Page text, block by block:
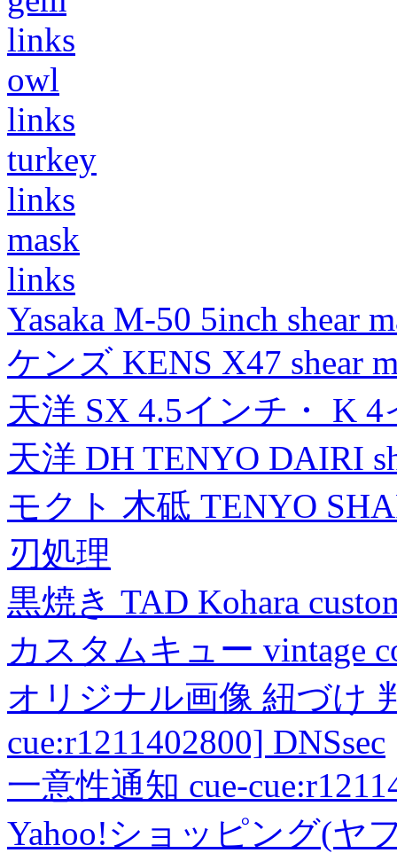
links
owl
links
turkey
links
mask
links
Yasaka M-50 5inch shear
ケンズ KENS X47 shear
天洋 SX 4.5インチ・ K
天洋 DH TENYO DAIRI
モクト 木砥 TENYO
刃処理
黒焼き TAD Kohara
カスタムキュー vintage
オリジナル画像 紐づけ
cue:r1211402800] DNSsec
一意性通知 cue-
Yahoo!ショッピング(ヤ